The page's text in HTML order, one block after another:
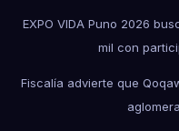
EXPO VIDA Puno 2026
mil con
Fiscalía advierte que